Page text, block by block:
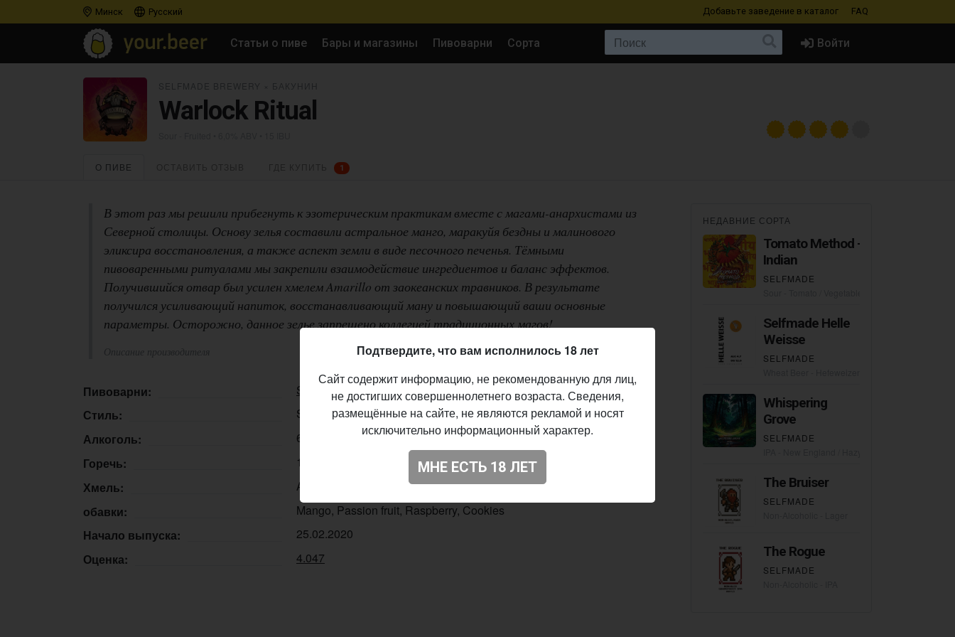
Минск Русский Добавьте заведение в каталог FAQ
Статьи о пиве Бары и магазины Пивоварни Сорта Войти
Warlock Ritual
О ПИВЕ 1
В этот раз мы решили прибегнуть к эзотерическим практикам вместе с магами-анархистами из
Северной столицы. Основу зелья составили астральное манго, маракуйя бездны и малинового
эликсира восстановления, а также аспект земли в виде песочного печенья. Тёмными
пивоваренными ритуалами мы закрепили взаимодействие ингредиентов и баланс эффектов.
Получившийся отвар был усилен хмелем Amarillo от заокеанских травников. В результате
получился усиливающий напиток, восстанавливающий ману и повышающий ваши основные
параметры. Осторожно, данное зелье запрещено коллегией традиционных магов!
Описание производителя
Пивоварни: Selfmade Brewery
Бакунин
Стиль:
Sour - Fruited
Алкоголь:
6,0%
Горечь:
15 IBU
Хмель:
Amarillo
обавки:
Mango, Passion fruit, Raspberry, Cookies
Начало выпуска:
25.02.2020
Оценка:
4.047
НЕДАВНИЕ СОРТА
Tomato Method -
Indian
SELFMADE
Selfmade Helle
Weisse
SELFMADE
Whispering
Grove
SELFMADE
The Bruiser
SELFMADE
The Rogue
SELFMADE
Подтвердите, что вам исполнилось 18 лет
Сайт содержит информацию, не рекомендованную для лиц,
не достигших совершеннолетнего возраста. Сведения,
размещённые на сайте, не являются рекламой и носят
исключительно информационный характер.
МНЕ ЕСТЬ 18 ЛЕТ